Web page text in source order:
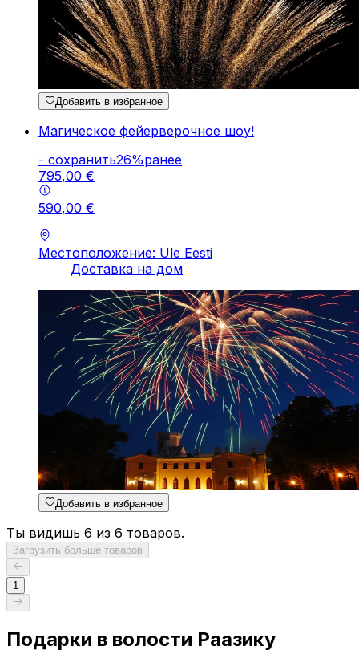
Добавить в избранное
Магическое фейерверочное шоу!
- cохранить26%ранее
795,00 €
590,00 €
Местоположение: Üle Eesti
Доставка на дом
Добавить в избранное
Ты видишь 6 из 6 товаров.
Загрузить больше товаров
1
Подарки в волости Раазику